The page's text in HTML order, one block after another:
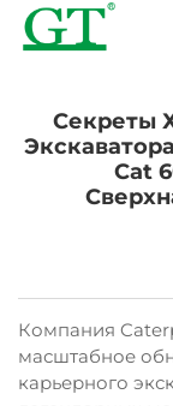
Секреты
Cat
Компания
масштабное
карьерного